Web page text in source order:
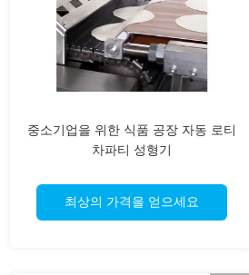
중소기업을 위한 식품 공장 자동 로티
차파티 성형기
최상의 가격을 얻으세요